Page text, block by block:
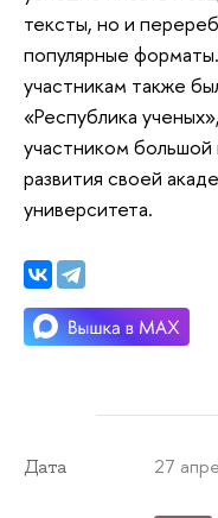
тексты, но и
популярные
участникам также
«Республика
участником
развития своей
университета.
Дата 27